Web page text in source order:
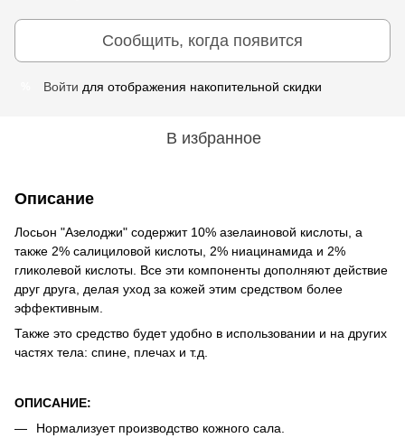
Сообщить, когда появится
Войти для отображения накопительной скидки
В избранное
Описание
Лосьон "Азелоджи" содержит 10% азелаиновой кислоты, а
также 2% салициловой кислоты, 2% ниацинамида и 2%
гликолевой кислоты. Все эти компоненты дополняют действие
друг друга, делая уход за кожей этим средством более
эффективным.
Также это средство будет удобно в использовании и на других
частях тела: спине, плечах и т.д.
ОПИСАНИЕ:
Нормализует производство кожного сала.